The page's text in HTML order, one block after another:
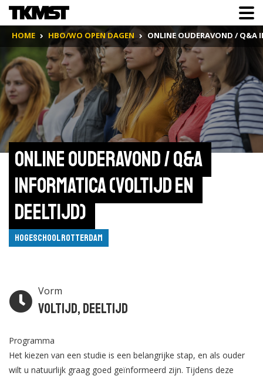
HOME HBO/WO OPEN DAGEN ONLINE OUDERAVOND / Q&A
Online ouderavond / Q&A
Informatica (voltijd en
deeltijd)
Hogeschool Rotterdam
Vorm
Voltijd, Deeltijd
Programma
Het kiezen van een studie is een belangrijke stap, en als ouder
wilt u natuurlijk graag goed geïnformeerd zijn. Tijdens deze